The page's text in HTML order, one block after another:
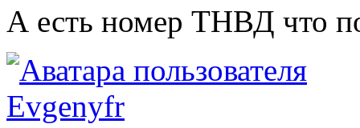
А есть номер ТНВД что
Evgenyfr